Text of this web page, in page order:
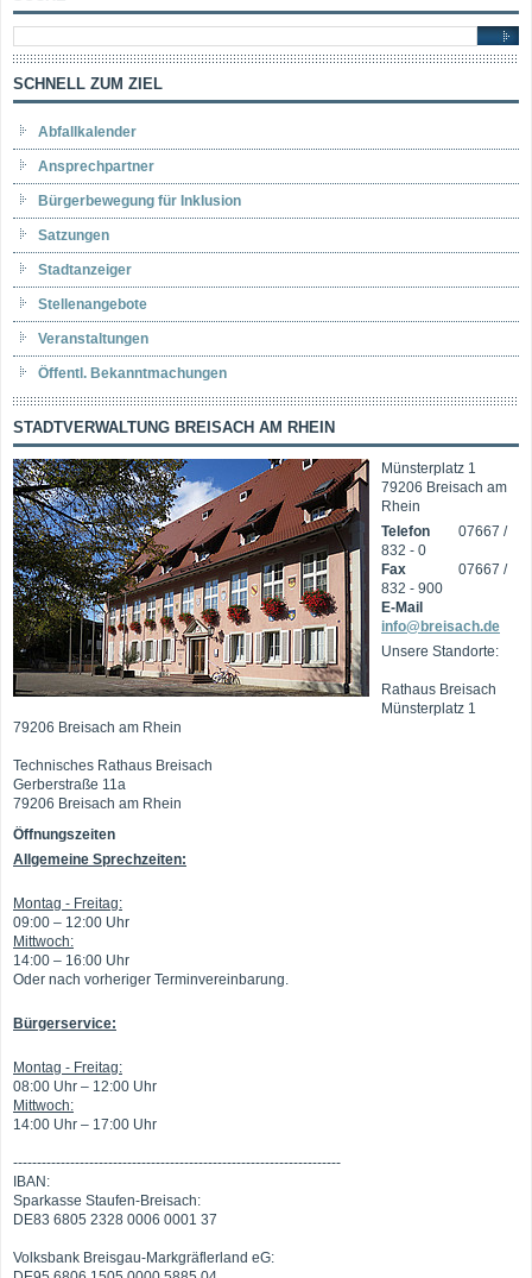
SCHNELL ZUM ZIEL
Abfallkalender
Ansprechpartner
Bürgerbewegung für Inklusion
Satzungen
Stadtanzeiger
Stellenangebote
Veranstaltungen
Öffentl. Bekanntmachungen
STADTVERWALTUNG BREISACH AM RHEIN
Münsterplatz 1
79206 Breisach am
Rhein
Telefon
07667 /
832 - 0
Fax
07667 /
832 - 900
E-Mail
info@breisach.de
Unsere Standorte:
Rathaus Breisach
Münsterplatz 1
79206 Breisach am Rhein
Technisches Rathaus Breisach
Gerberstraße 11a
79206 Breisach am Rhein
Öffnungszeiten
Allgemeine Sprechzeiten:
Montag - Freitag:
09:00 – 12:00 Uhr
Mittwoch:
14:00 – 16:00 Uhr
Oder nach vorheriger Terminvereinbarung.
Bürgerservice:
Montag - Freitag:
08:00 Uhr – 12:00 Uhr
Mittwoch:
14:00 Uhr – 17:00 Uhr
---------------------------------------------------------------------
IBAN:
Sparkasse Staufen-Breisach:
DE83 6805 2328 0006 0001 37
Volksbank Breisgau-Markgräflerland eG: